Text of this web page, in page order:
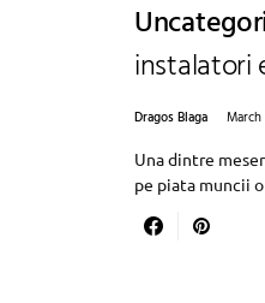
instalatori
Dragos Blaga March
Una dintre
pe piata muncii